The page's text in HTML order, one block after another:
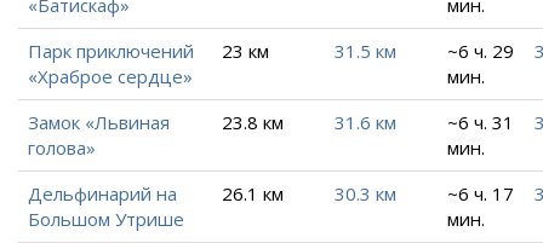
«Батискаф»
мин.
Парк приключений
«Храброе сердце»
23 км 31.5 км
~6 ч. 29
мин.
Замок «Львиная
голова»
23.8 км 31.6 км
~6 ч. 31
мин.
Дельфинарий на
Большом Утрише
26.1 км 30.3 км
~6 ч. 17
мин.